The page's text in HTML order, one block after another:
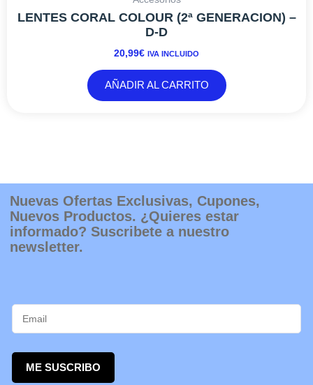
LENTES CORAL COLOUR (2ª GENERACION) –
D-D
20,99€ IVA INCLUIDO
AÑADIR AL CARRITO
Nuevas Ofertas Exclusivas, Cupones,
Nuevos Productos. ¿Quieres estar
informado? Suscribete a nuestro
newsletter.
ME SUSCRIBO